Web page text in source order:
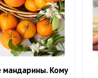
мандарины. Кому